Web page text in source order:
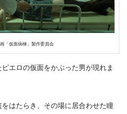
「仮面病棟」製作委員会
エロの仮面をかぶった男が現れま
はたらき、その場に居合わせた瞳